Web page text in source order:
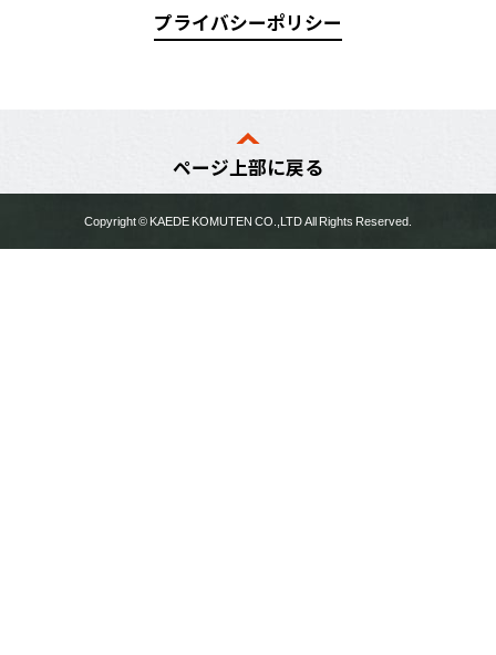
プライバシーポリシー
ページ上部に戻る
Copyright ©KAEDE KOMUTENCO.,LTD All Rights Reserved.